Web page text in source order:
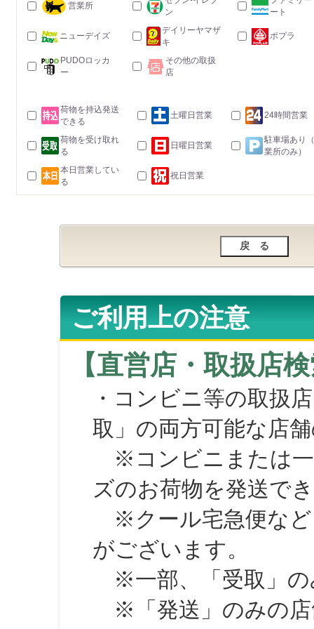
営業所
ン
ート
ニューデイズ
デイリーヤマザ
キ
ポプラ
PUDOロッカ
ー
その他の取扱
店
荷物を持込発送
できる
土曜日営業 24時間営業
荷物を受け取れ
る
日曜日営業
駐車場あり
業所のみ）
本日営業してい
る
祝日営業
ご利用上の注意
【直営店・取扱店
・コンビニ等の取扱
取」の両方可能な店
※コンビニまたは一
ズのお荷物を発送で
※クール宅急便など
がございます。
※一部、「受取」の
※「発送」のみの店